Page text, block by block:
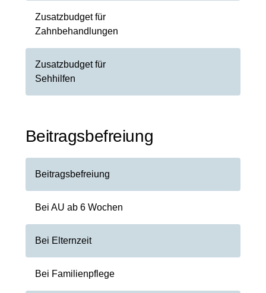
Zusatzbudget für
Zahnbehandlungen
Zusatzbudget für
Sehhilfen
Beitragsbefreiung
Beitragsbefreiung
Bei AU ab 6 Wochen
Bei Elternzeit
Bei Familienpflege